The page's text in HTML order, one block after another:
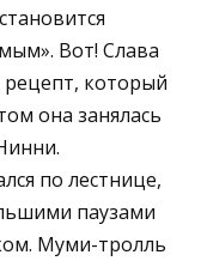
Вот! Слава
который
она занялась
по лестнице,
паузами
Муми-тролль